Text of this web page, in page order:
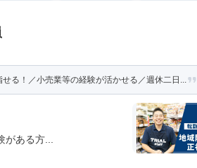
る！／小売業等の経験が活かせる／週休二日...
ある方...